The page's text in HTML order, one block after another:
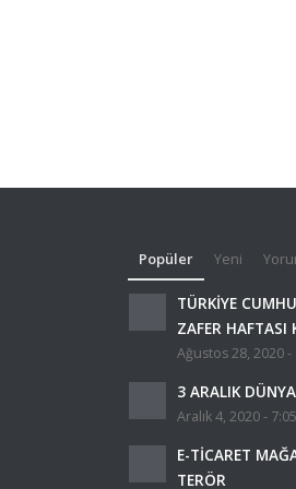
Popüler Yeni
TÜRKİYE
ZAFER HAFTASI
Ağustos 28, 2020 -
3 ARALIK
Aralık 4, 2020 -
E-TİCARET
TERÖR